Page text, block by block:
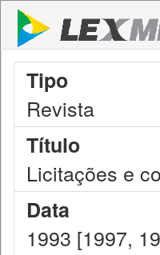
Tipo
Revista
Título
Licitações e
Data
1993 [1997,